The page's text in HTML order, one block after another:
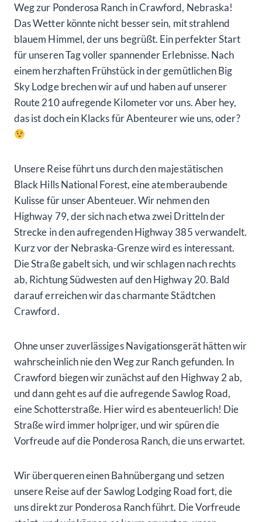
Weg zur Ponderosa Ranch in Crawford, Nebraska!
Das Wetter könnte nicht besser sein, mit strahlend
blauem Himmel, der uns begrüßt. Ein perfekter Start
für unseren Tag voller spannender Erlebnisse. Nach
einem herzhaften Frühstück in der gemütlichen Big
Sky Lodge brechen wir auf und haben auf unserer
Route 210 aufregende Kilometer vor uns. Aber hey,
das ist doch ein Klacks für Abenteurer wie uns, oder?
Unsere Reise führt uns durch den majestätischen
Black Hills National Forest, eine atemberaubende
Kulisse für unser Abenteuer. Wir nehmen den
Highway 79, der sich nach etwa zwei Dritteln der
Strecke in den aufregenden Highway 385 verwandelt.
Kurz vor der Nebraska-Grenze wird es interessant.
Die Straße gabelt sich, und wir schlagen nach rechts
ab, Richtung Südwesten auf den Highway 20. Bald
darauf erreichen wir das charmante Städtchen
Crawford.
Ohne unser zuverlässiges Navigationsgerät hätten wir
wahrscheinlich nie den Weg zur Ranch gefunden. In
Crawford biegen wir zunächst auf den Highway 2 ab,
und dann geht es auf die aufregende Sawlog Road,
eine Schotterstraße. Hier wird es abenteuerlich! Die
Straße wird immer holpriger, und wir spüren die
Vorfreude auf die Ponderosa Ranch, die uns erwartet.
Wir überqueren einen Bahnübergang und setzen
unsere Reise auf der Sawlog Lodging Road fort, die
uns direkt zur Ponderosa Ranch führt. Die Vorfreude